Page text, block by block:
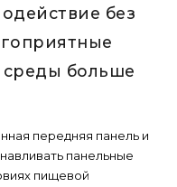
без
больше
передняя панель и
панельные
пищевой